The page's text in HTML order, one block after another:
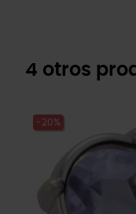
4 otros
-20%